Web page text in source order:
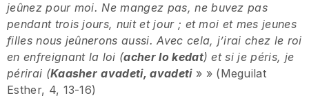
jeûnez pour moi. Ne mangez pas, ne buvez pas
pendant trois jours, nuit et jour ; et moi et mes jeunes
filles nous jeûnerons aussi. Avec cela, j’irai chez le roi
en enfreignant la loi (acher lo kedat) et si je péris, je
périrai (Kaasher avadeti, avadeti» » (Meguilat
Esther, 4, 13-16)